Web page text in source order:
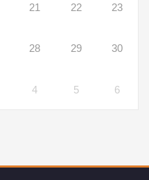
21 22 23
28 29 30
4 5 6